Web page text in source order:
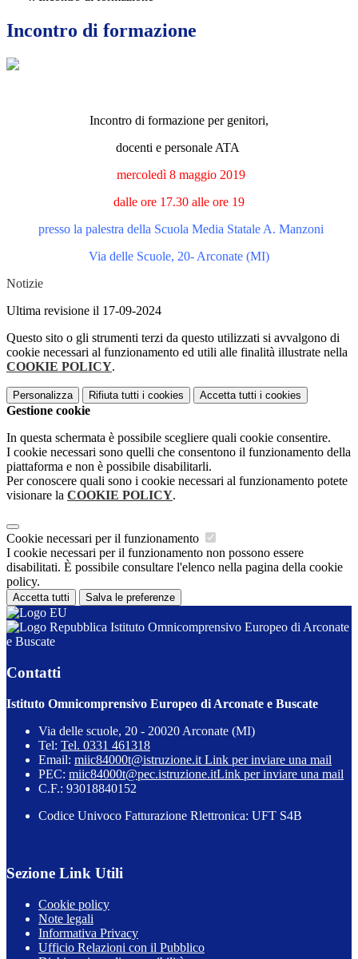
Incontro di formazione
Incontro di formazione per genitori,
docenti e personale ATA
mercoledì 8 maggio 2019
dalle ore 17.30 alle ore 19
presso la palestra della Scuola Media Statale A. Manzoni
Via delle Scuole, 20- Arconate (MI)
Notizie
Ultima revisione il 17-09-2024
Questo sito o gli strumenti terzi da questo utilizzati si avvalgono di
cookie necessari al funzionamento ed utili alle finalità illustrate nella
COOKIE POLICY.
Personalizza Rifiuta tutti i cookies Accetta tutti i cookies
Gestione cookie
In questa schermata è possibile scegliere quali cookie consentire.
I cookie necessari sono quelli che consentono il funzionamento della
piattaforma e non è possibile disabilitarli.
Per conoscere quali sono i cookie necessari al funzionamento potete
visionare la COOKIE POLICY.
Cookie necessari per il funzionamento
I cookie necessari per il funzionamento non possono essere
disabilitati. È possibile consultare l'elenco nella pagina della cookie
policy.
Accetta tutti Salva le preferenze
Istituto Omnicomprensivo Europeo di Arconate
e Buscate
Contatti
Istituto Omnicomprensivo Europeo di Arconate e Buscate
Via delle scuole, 20 - 20020 Arconate (MI)
Tel: Tel. 0331 461318
Email: miic84000t@istruzione.it Link per inviare una mail
PEC: miic84000t@pec.istruzione.itLink per inviare una mail
C.F.: 93018840152
Codice Univoco Fatturazione Rlettronica: UFT S4B
Sezione Link Utili
Cookie policy
Note legali
Informativa Privacy
Ufficio Relazioni con il Pubblico